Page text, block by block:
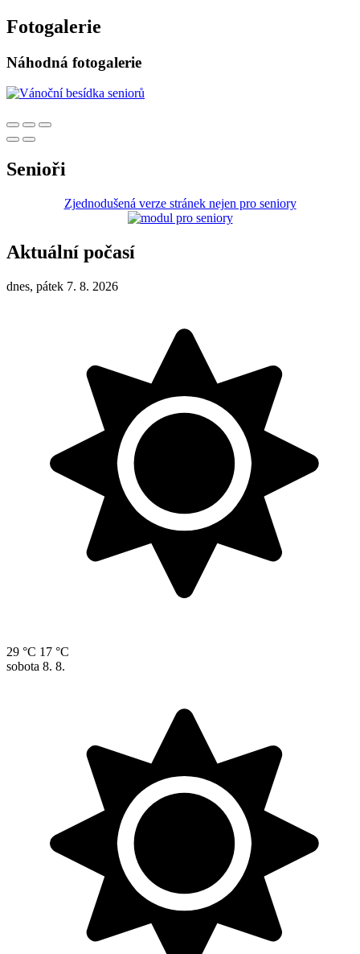
Fotogalerie
Náhodná fotogalerie
Senioři
Zjednodušená verze stránek nejen pro seniory
Aktuální počasí
dnes, pátek 7. 8. 2026
29 °C 17 °C
sobota 8. 8.